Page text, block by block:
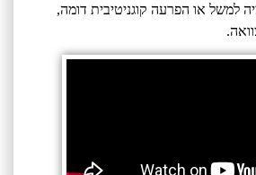
למשל או הפרעה קוגניטיבית דומה,